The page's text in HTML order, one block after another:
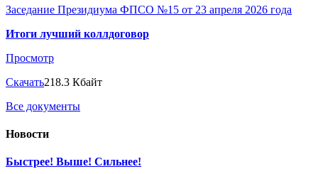
Заседание Президиума ФПСО №15 от 23 апреля 2026 года
Итоги лучший коллдоговор
Просмотр
Скачать218.3 Кбайт
Все документы
Новости
Быстрее! Выше! Сильнее!